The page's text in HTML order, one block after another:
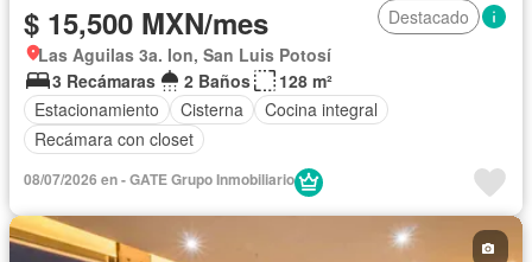
$ 15,500 MXN/mes
Destacado
Las Aguilas 3a. Ion, San Luis Potosí
3 Recámaras
2 Baños
128 m²
Estacionamiento
Cisterna
Cocina integral
Recámara con closet
08/07/2026 en - GATE Grupo Inmobiliario